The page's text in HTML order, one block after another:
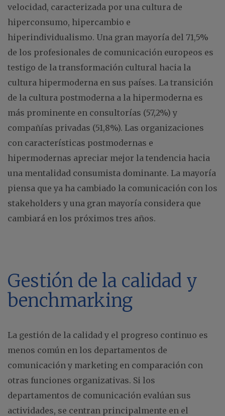
velocidad, caracterizada por una cultura de
hiperconsumo, hipercambio e
hiperindividualismo. Una gran mayoría del 71,5%
de los profesionales de comunicación europeos es
testigo de la transformación cultural hacia la
cultura hipermoderna en sus países. La transición
de la cultura postmoderna a la hipermoderna es
más prominente en consultorías (57,2%) y
compañías privadas (51,8%). Las organizaciones
con características postmodernas e
hipermodernas apreciar mejor la tendencia hacia
una mentalidad consumista dominante. La mayoría
piensa que ya ha cambiado la comunicación con los
stakeholders y una gran mayoría considera que
cambiará en los próximos tres años.
Gestión de la calidad y
benchmarking
La gestión de la calidad y el progreso continuo es
menos común en los departamentos de
comunicación y marketing en comparación con
otras funciones organizativas. Si los
departamentos de comunicación evalúan sus
actividades, se centran principalmente en el